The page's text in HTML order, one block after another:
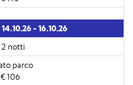
14.10.26 - 16.10.26
2 notti
€ 106